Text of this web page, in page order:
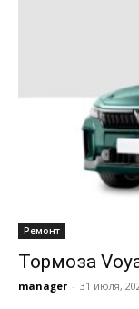
Ремонт
Тормоза
manager - 31 июля,